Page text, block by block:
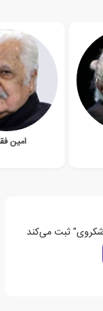
امین
شکروی" ثبت می‌کند